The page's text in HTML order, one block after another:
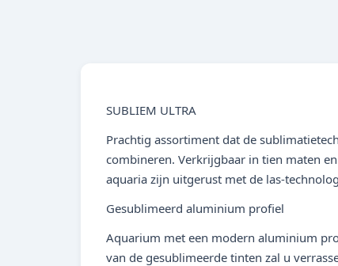
SUBLIEM ULTRA
Prachtig assortiment dat de
combineren. Verkrijgbaar in tien maten
aquaria zijn uitgerust met de las-
Gesublimeerd aluminium profiel
Aquarium met een modern aluminium
van de gesublimeerde tinten zal u